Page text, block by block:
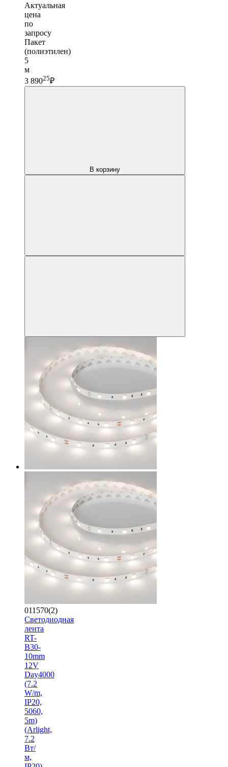
Актуальная
цена
по
запросу
Пакет
(полиэтилен)
5
м
3 89025₽
В корзину
011570(2)
Светодиодная
лента
RT-
B30-
10mm
12V
Day4000
(7.2
W/m,
IP20,
5060,
5m)
(Arlight,
7.2
Вт/
м,